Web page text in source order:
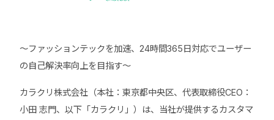
～ファッションテックを加速、24時間365日対応でユーザー
の自己解決率向上を目指す～
カラクリ株式会社（本社：東京都中央区、代表取締役CEO：
小田 志門、以下「カラクリ」）は、当社が提供するカスタマ